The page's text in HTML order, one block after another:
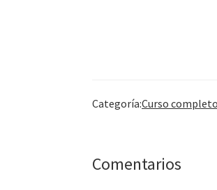
Categoría:Curso
Interacciones
Comentarios